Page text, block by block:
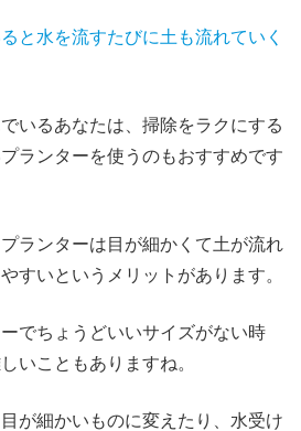
と水を流すたびに土も流れていく
いるあなたは、掃除をラクにする
ランターを使うのもおすすめです
ランターは目が細かくて土が流れ
すいというメリットがあります。
でちょうどいいサイズがない時
いこともありますね。
が細かいものに変えたり、水受け